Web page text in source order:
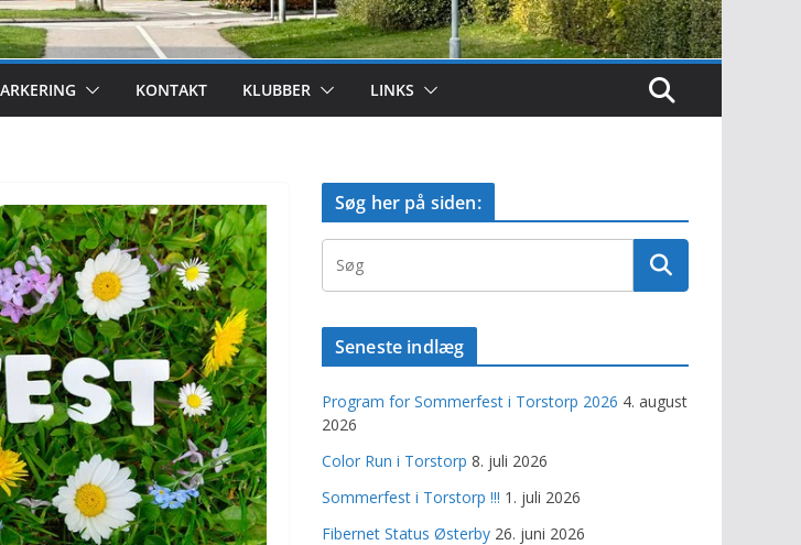
KONTAKT KLUBBER LINKS
Søg her på siden:
Seneste indlæg
Program for Sommerfest i Torstorp 2026 4. august
2026
Color Run i Torstorp 8. juli 2026
Sommerfest i Torstorp !!! 1. juli 2026
Fibernet Status Østerby 26. juni 2026